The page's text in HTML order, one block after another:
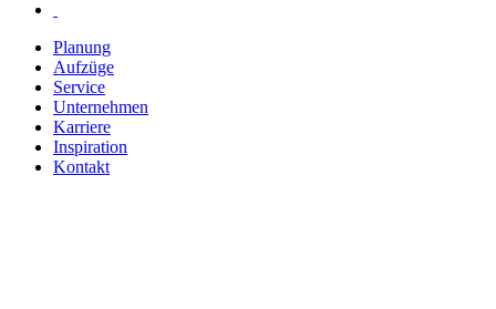
Planung
Aufzüge
Service
Unternehmen
Karriere
Inspiration
Kontakt